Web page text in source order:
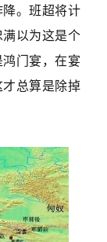
。班超将计
以为这是个
门宴，在宴
总算是除掉